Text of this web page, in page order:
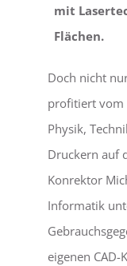
mit
Flächen.
Doch nicht
profitiert vom
Physik,
Druckern auf
Konrektor
Informatik
eigenen